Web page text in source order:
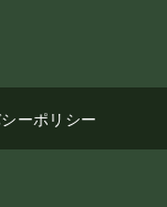
ーポリシー